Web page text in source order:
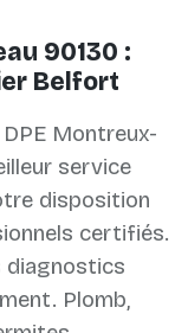
90130 :
Belfort
Montreux-
service
disposition
certifiés.
diagnostics
Plomb,